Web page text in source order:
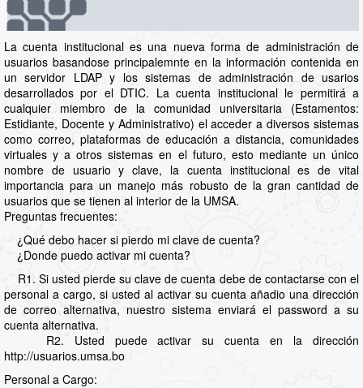
La cuenta institucional es una nueva forma de administración de
usuarios basandose principalemnte en la información contenida en
un servidor LDAP y los sistemas de administración de usarios
desarrollados por el DTIC. La cuenta institucional le permitirá a
cualquier miembro de la comunidad universitaria (Estamentos:
Estidiante, Docente y Administrativo) el acceder a diversos sistemas
como correo, plataformas de educación a distancia, comunidades
virtuales y a otros sistemas en el futuro, esto mediante un único
nombre de usuario y clave, la cuenta institucional es de vital
importancia para un manejo más robusto de la gran cantidad de
usuarios que se tienen al interior de la UMSA.
Preguntas frecuentes:
¿Qué debo hacer si pierdo mi clave de cuenta?
¿Donde puedo activar mi cuenta?
R1. Si usted pierde su clave de cuenta debe de contactarse con el
personal a cargo, si usted al activar su cuenta añadio una dirección
de correo alternativa, nuestro sistema enviará el password a su
cuenta alternativa.
R2. Usted puede activar su cuenta en la dirección
http://usuarios.umsa.bo
Personal a Cargo: